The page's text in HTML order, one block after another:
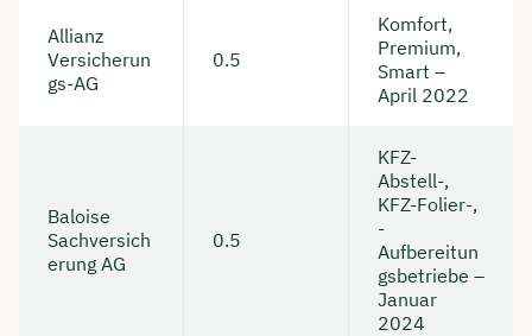
Allianz
Versicherun
gs-AG
0.5
Komfort,
Premium,
Smart –
April 2022
Baloise
Sachversich
erung AG
0.5
KFZ-
Abstell-,
KFZ-Folier-,
-
Aufbereitun
gsbetriebe –
Januar
2024